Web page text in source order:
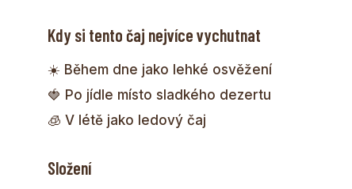
Kdy si tento čaj nejvíce vychutnat
☀️ Během dne jako lehké osvěžení
🍓 Po jídle místo sladkého dezertu
🧊 V létě jako ledový čaj
Složení